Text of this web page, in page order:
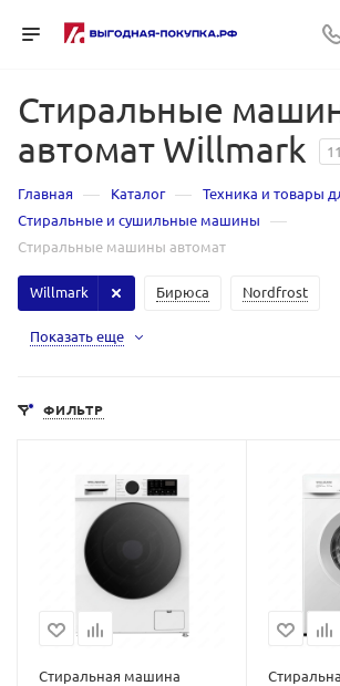
Стиральные
автомат Willmark
11
Главная — Каталог — Техника и товары
Стиральные и сушильные машины —
Стиральные машины автомат
Бирюса
Willmark Nordfrost
Показать еще
ФИЛЬТР
Стиральная машина